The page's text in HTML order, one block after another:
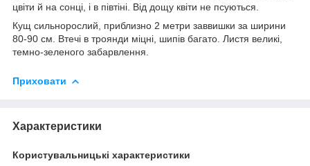
цвіти й на сонці, і в півтіні. Від дощу квіти не псуються.
Кущ сильнорослий, приблизно 2 метри заввишки за ширини
80-90 см. Втечі в троянди міцні, шипів багато. Листя великі,
темно-зеленого забарвлення.
Приховати
Характеристики
Користувальницькі характеристики